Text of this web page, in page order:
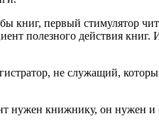
книг, первый стимулятор
полезного действия
не служащий,
нужен книжнику, он нужен и